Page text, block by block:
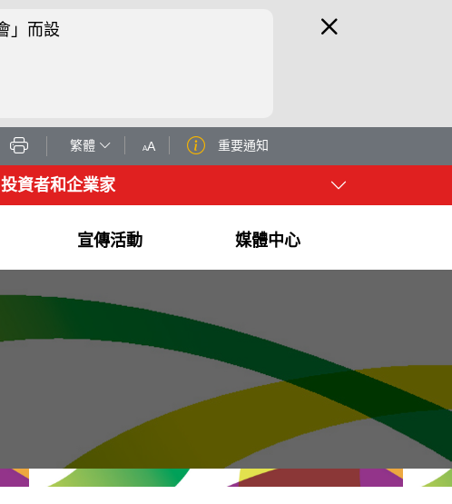
」而設
繁體 AA 重要通知
投資者和企業家
宣傳活動 媒體中心